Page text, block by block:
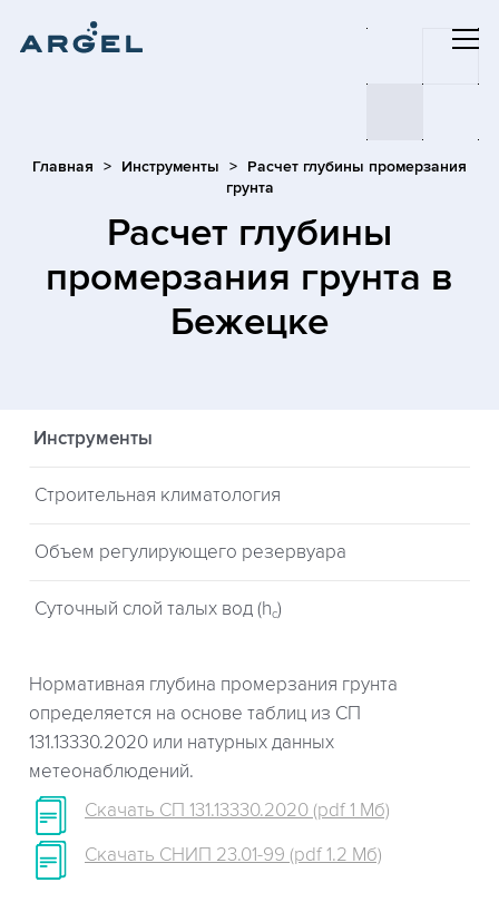
Главная Инструменты
Расчет глубины промерзания
грунта
Расчет глубины
промерзания грунта в
Бежецке
Инструменты
Строительная климатология
Объем регулирующего резервуара
Суточный слой талых вод (hc)
Нормативная глубина промерзания грунта
определяется на основе таблиц из СП
131.13330.2020 или натурных данных
метеонаблюдений.
Скачать СП 131.13330.2020 (pdf 1 Мб)
Скачать СНИП 23.01-99 (pdf 1.2 Мб)